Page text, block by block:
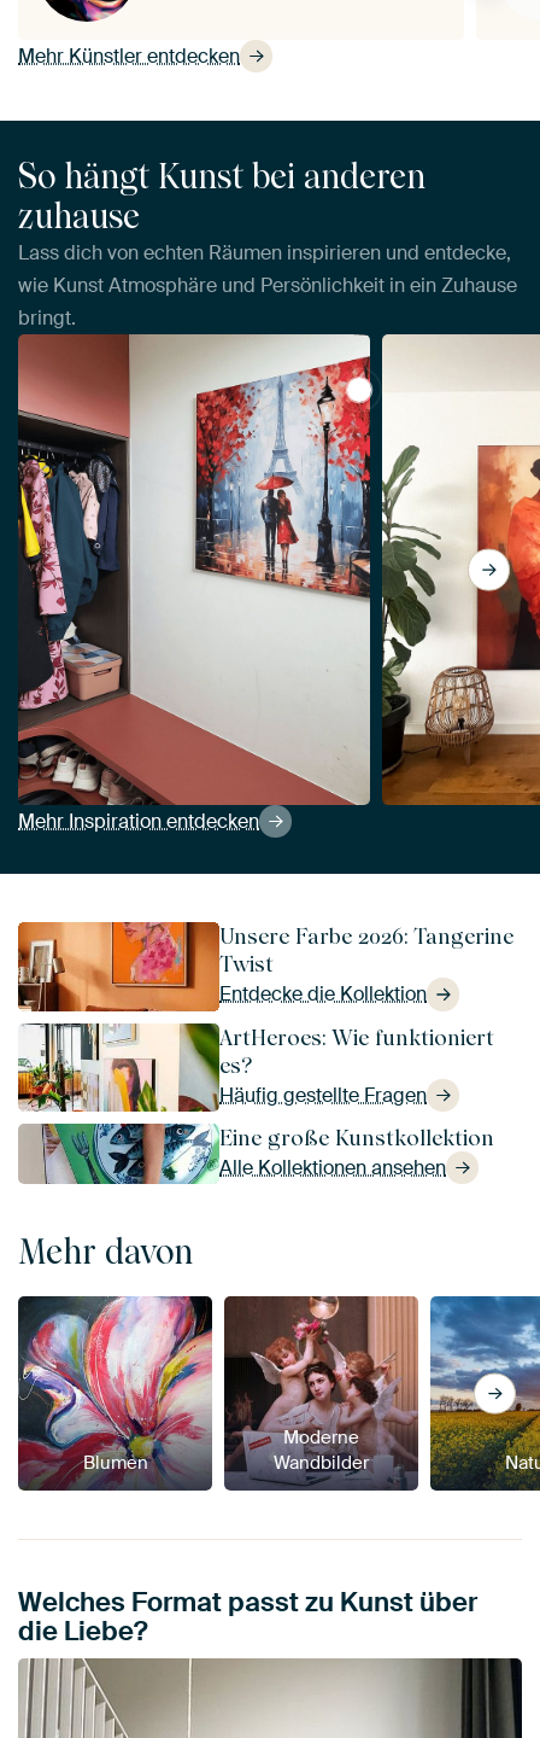
Mehr Künstler entdecken
So hängt Kunst bei anderen
zuhause
Lass dich von echten Räumen inspirieren und entdecke,
wie Kunst Atmosphäre und Persönlichkeit in ein Zuhause
bringt.
Mehr Inspiration entdecken
View Paris im Herbst
Unsere Farbe 2026: Tangerine
Twist
Entdecke die Kollektion
ArtHeroes: Wie funktioniert
es?
Häufig gestellte Fragen
Eine große Kunstkollektion
Alle Kollektionen ansehen
Mehr davon
Blumen
Moderne
Wandbilder
Welches Format passt zu Kunst über
die Liebe?